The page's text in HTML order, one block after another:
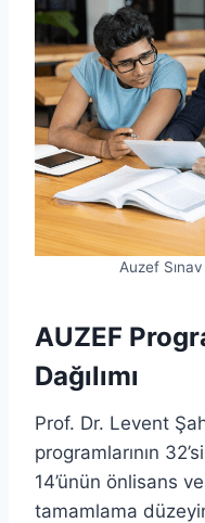
Auzef Sınav
AUZEF
Dağılımı
Prof. Dr. Levent
programlarının
14’ünün önlisans
tamamlama